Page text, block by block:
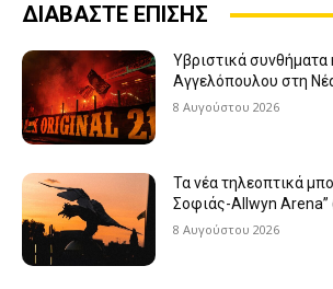
ΔΙΑΒΑΣΤΕ ΕΠΙΣΗΣ
Υβριστικά
Αγγελόπουλου στη
8 Αυγούστου 2026
Τα νέα τηλεοπτικά
Σοφιάς-Allwyn Arena”
8 Αυγούστου 2026